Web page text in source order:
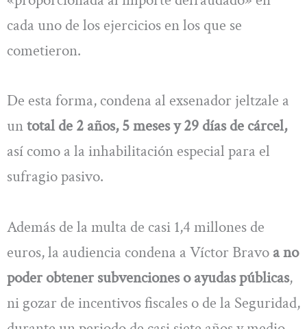
cada uno de los ejercicios en los que se
cometieron.
De esta forma, condena al exsenador jeltzale a
untotal de 2 años, 5 meses y 29 días de cárcel,
así como a la inhabilitación especial para el
sufragio pasivo.
Además de la multa de casi 1,4 millones de
euros, la audiencia condena a Víctor Bravo a no
poder obtener subvenciones o ayudas públicas,
ni gozar de incentivos fiscales o de la Seguridad,